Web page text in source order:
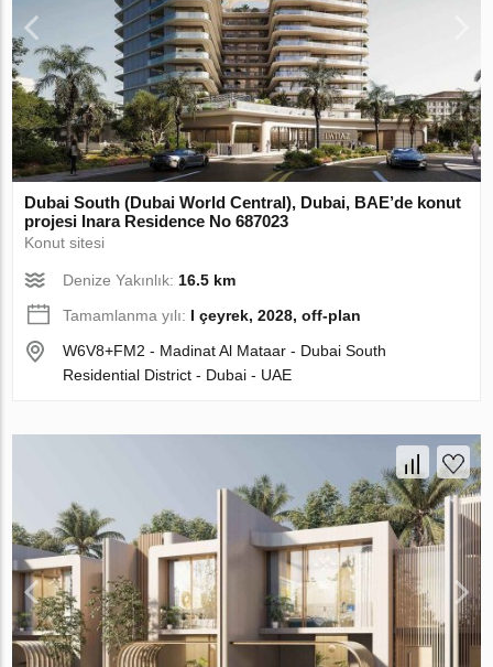
Dubai South (Dubai World Central), Dubai, BAE’de konut
projesi Inara Residence No 687023
Konut sitesi
Denize Yakınlık:16.5 km
Tamamlanma yılı: I çeyrek, 2028, off-plan
W6V8+FM2 - Madinat Al Mataar - Dubai South
Residential District - Dubai - UAE